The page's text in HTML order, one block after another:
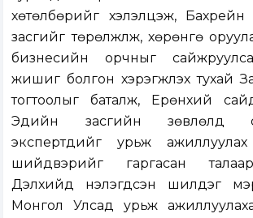
хөтөлбөрийг хэлэлцэж,
засгийг төрөлжүүлж, хөрөнгө
бизнесийн орчныг
жишиг болгон хэрэгжүүлэх тухай
тогтоолыг баталж, Ерөнхий
Эдийн засгийн зөвлөлд
экспертүүдийг урьж
шийдвэрийг гаргасан
Дэлхийд үнэлэгдсэн шилдэг
Монгол Улсад урьж